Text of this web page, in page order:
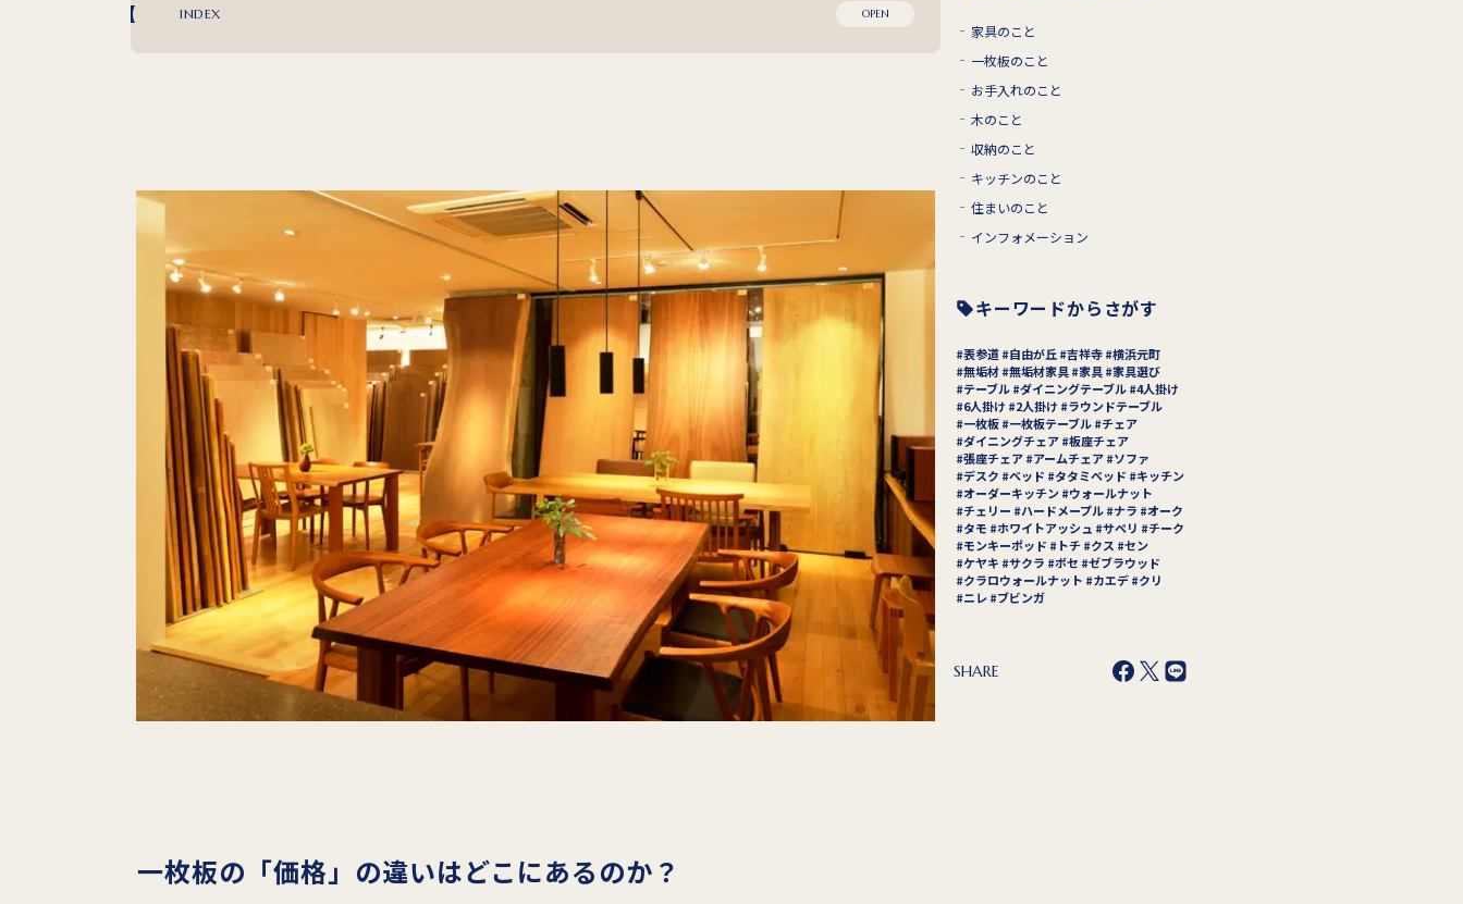
INDEX OPEN
一枚板の「価格」の違いはどこにあるのか？
家具のこと
一枚板のこと
お手入れのこと
木のこと
収納のこと
キッチンのこと
住まいのこと
インフォメーション
キーワードからさがす
表参道 自由が丘 吉祥寺 横浜元町
無垢材 無垢材家具 家具
家具選び
テーブル ダイニングテーブル 4人掛け
6人掛け
2人掛け
ラウンドテーブル
一枚板 一枚板テーブル チェア
ダイニングチェア 板座チェア
張座チェア
アームチェア
ソファ
デスク
ベッド タタミベッド
キッチン
オーダーキッチン
ウォールナット
チェリー
ハードメープル ナラ
オーク
タモ
ホワイトアッシュ サペリ
チーク
モンキーポッド
トチ クス
セン
ケヤキ
サクラ ボセ
ゼブラウッド
クラロウォールナット
カエデ
クリ
ニレ
ブビンガ
SHARE